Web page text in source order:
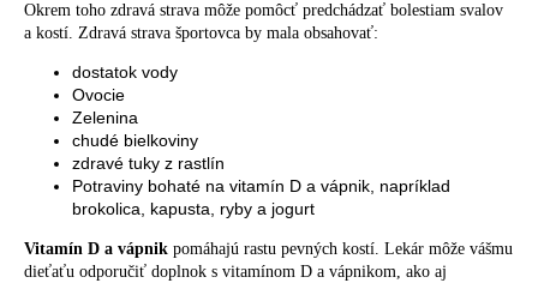
Okrem toho zdravá strava môže pomôcť predchádzať bolestiam svalov
a kostí. Zdravá strava športovca by mala obsahovať:
dostatok vody
Ovocie
Zelenina
chudé bielkoviny
zdravé tuky z rastlín
Potraviny bohaté na vitamín D a vápnik, napríklad
brokolica, kapusta, ryby a jogurt
Vitamín D a vápnik pomáhajú rastu pevných kostí. Lekár môže vášmu
dieťaťu odporučiť doplnok s vitamínom D a vápnikom, ako aj